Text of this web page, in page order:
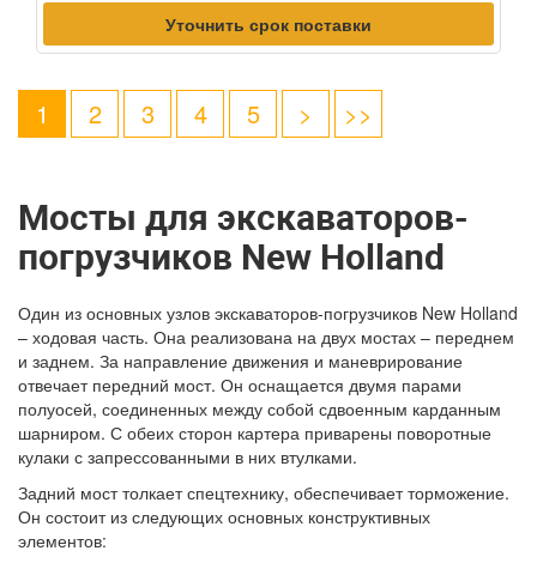
Уточнить срок поставки
1 2 3 4 5 > >>
Мосты для экскаваторов-
погрузчиков New Holland
Один из основных узлов экскаваторов-погрузчиков New Holland
– ходовая часть. Она реализована на двух мостах – переднем
и заднем. За направление движения и маневрирование
отвечает передний мост. Он оснащается двумя парами
полуосей, соединенных между собой сдвоенным карданным
шарниром. С обеих сторон картера приварены поворотные
кулаки с запрессованными в них втулками.
Задний мост толкает спецтехнику, обеспечивает торможение.
Он состоит из следующих основных конструктивных
элементов: